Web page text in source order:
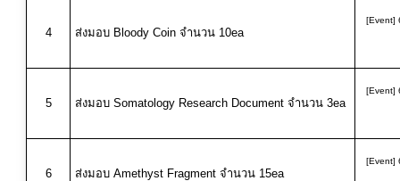
4 ส่งมอบ Bloody Coin จำนวน 10ea
[Event]
5 ส่งมอบ Somatology Research Document จำนวน 3ea
[Event]
6 ส่งมอบ Amethyst Fragment จำนวน 15ea
[Event]